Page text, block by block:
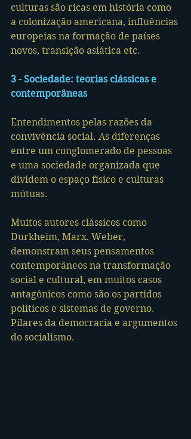
culturas são ricas em história como
a colonização americana, influências
europeias na formação de países
novos, transição asiática etc.
3 - Sociedade: teorias clássicas e
contemporâneas
Entendimentos pelas razões da
convivência social. As diferenças
entre um conglomerado de pessoas
e uma sociedade organizada que
dividem o espaço físico e culturas
mútuas.
Muitos autores clássicos como
Durkheim, Marx, Weber,
demonstram seus pensamentos
contemporâneos na transformação
social e cultural, em muitos casos
antagônicos como são os partidos
políticos e sistemas de governo.
Pilares da democracia e argumentos
do socialismo.